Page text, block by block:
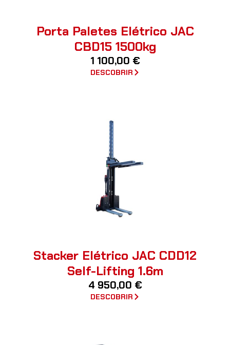
Porta Paletes Elétrico JAC
CBD15 1500kg
1 100,00 €
DESCOBRIR
Stacker Elétrico JAC CDD12
Self-Lifting 1.6m
4 950,00 €
DESCOBRIR